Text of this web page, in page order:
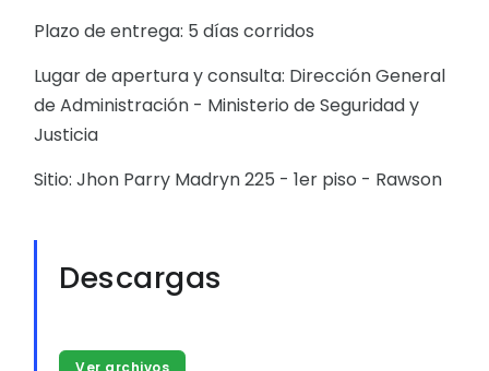
Plazo de entrega: 5 días corridos
Lugar de apertura y consulta: Dirección General
de Administración - Ministerio de Seguridad y
Justicia
Sitio: Jhon Parry Madryn 225 - 1er piso - Rawson
Descargas
Ver archivos